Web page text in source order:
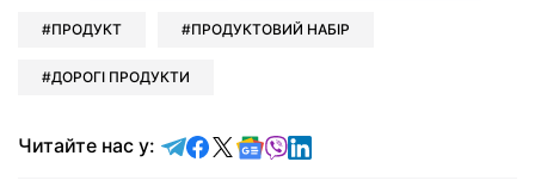
ПРОДУКТ ПРОДУКТОВИЙ НАБІР
ДОРОГІ ПРОДУКТИ
Читайте нас у: Читайте у Telegram
Читайте у Facebook
Читайте у X
Читайте у Google news
Читайте у Viber
Читайте у LinkedIn